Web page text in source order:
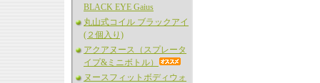
BLACK EYE Gaius
丸山式コイル ブラックアイ
(２個入り)
アクアヌース（スプレータ
イプ&ミニボトル）
ヌースフィットボディウォ